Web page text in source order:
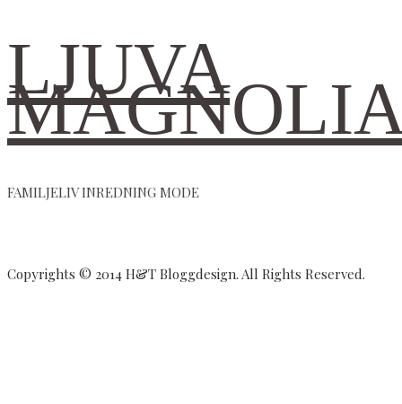
LJUVA
FAMILJELIV INREDNING MODE
Copyrights © 2014 H&T Bloggdesign. All Rights Reserved.